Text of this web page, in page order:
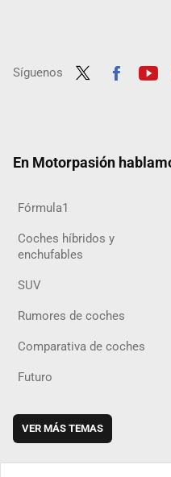
Síguenos
En Motorpasión
Fórmula1
Coches híbridos y
enchufables
SUV
Rumores de coches
Comparativa de coches
Futuro
VER MÁS TEMAS